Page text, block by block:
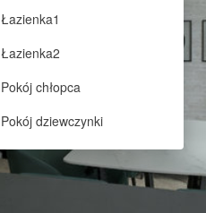
Łazienka1
Łazienka2
Pokój chłopca
Pokój dziewczynki